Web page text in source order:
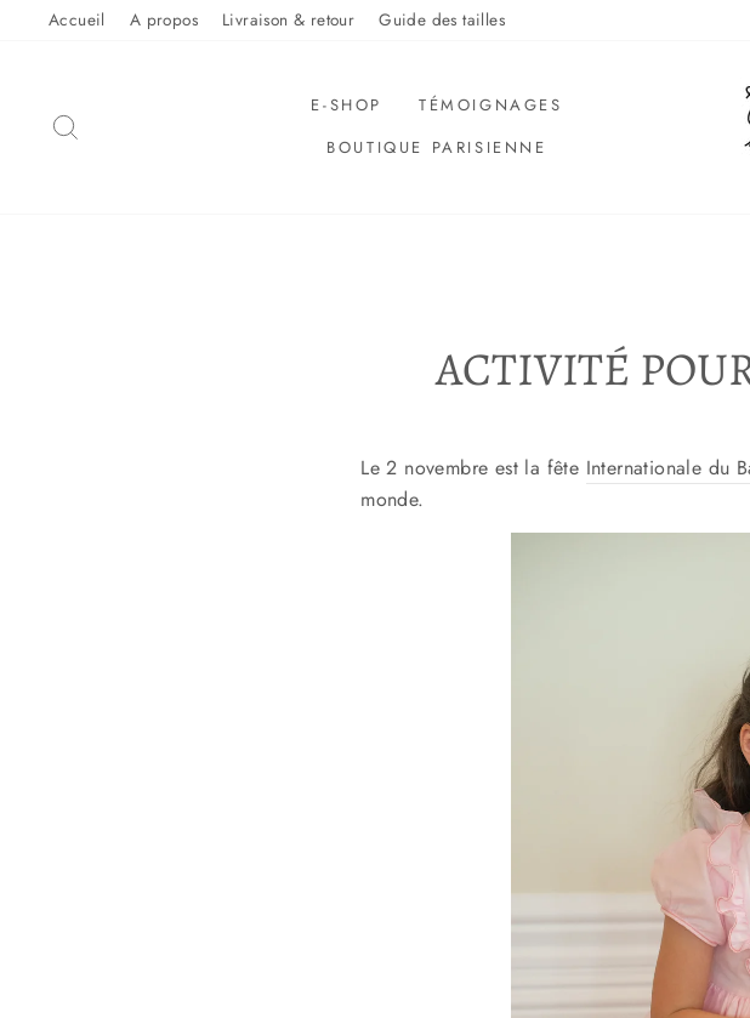
SauterAccueil A propos Livraison & retour Guide des tailles
E-SHOP
TÉMOIGNAGES
BOUTIQUE PARISIENNE
ACTIVITÉ
Le 2 novembre est la fête Internationale du
monde.